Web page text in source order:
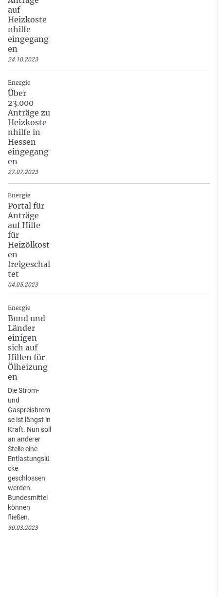
auf
Heizkoste
nhilfe
eingegang
en
24.10.2023
Energie
Über
23.000
Anträge zu
Heizkoste
nhilfe in
Hessen
eingegang
en
27.07.2023
Energie
Portal für
Anträge
auf Hilfe
für
Heizölkost
en
freigeschal
tet
04.05.2023
Energie
Bund und
Länder
einigen
sich auf
Hilfen für
Ölheizung
en
Die Strom-
und
Gaspreisbrem
se ist längst in
Kraft. Nun soll
an anderer
Stelle eine
Entlastungslü
cke
geschlossen
werden.
Bundesmittel
können
fließen.
30.03.2023